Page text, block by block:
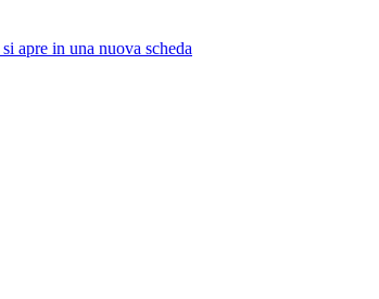
si apre in una nuova scheda